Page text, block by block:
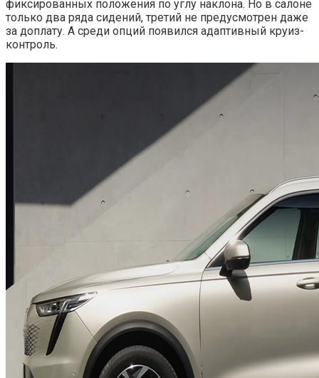
фиксированных положения по углу наклона. Но в салоне
только два ряда сидений, третий не предусмотрен даже
за доплату. А среди опций появился адаптивный круиз-
контроль.